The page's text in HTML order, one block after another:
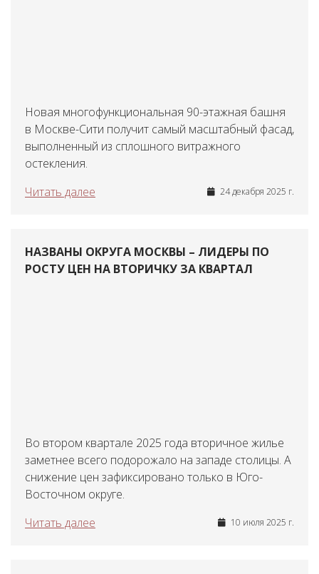
Новая многофункциональная 90-этажная башня
в Москве-Сити получит самый масштабный фасад,
выполненный из сплошного витражного
остекления.
Читать далее
24 декабря 2025 г.
НАЗВАНЫ ОКРУГА МОСКВЫ – ЛИДЕРЫ ПО
РОСТУ ЦЕН НА ВТОРИЧКУ ЗА КВАРТАЛ
Во втором квартале 2025 года вторичное жилье
заметнее всего подорожало на западе столицы. А
снижение цен зафиксировано только в Юго-
Восточном округе.
Читать далее
10 июля 2025 г.